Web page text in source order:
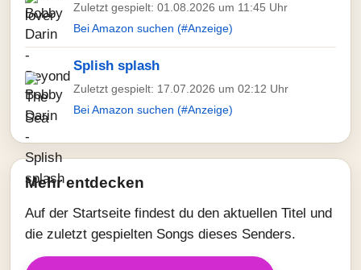
Zuletzt gespielt: 01.08.2026 um 11:45 Uhr
Bei Amazon suchen (#Anzeige)
Splish splash
Zuletzt gespielt: 17.07.2026 um 02:12 Uhr
Bei Amazon suchen (#Anzeige)
Mehr entdecken
Auf der Startseite findest du den aktuellen Titel und
die zuletzt gespielten Songs dieses Senders.